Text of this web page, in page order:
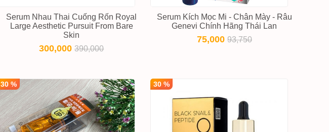
Serum Nhau Thai Cuống Rốn Royal
Large Aesthetic Pursuit From Bare
Skin
300,000390,000
Serum Kích Mọc Mi - Chân Mày - Râu
Genevi Chính Hãng Thái Lan
75,000 93,750
30 % 30 %